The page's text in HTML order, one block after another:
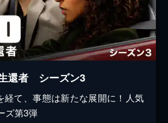
還者 シーズン3
経て、事態は新たな展開に！人気
ズ第3弾